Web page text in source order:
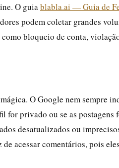
O guia blabla.ai — Guia de
podem coletar grandes
bloqueio de conta,
O Google nem sempre
for privado ou se as postagens
desatualizados ou
acessar comentários, pois